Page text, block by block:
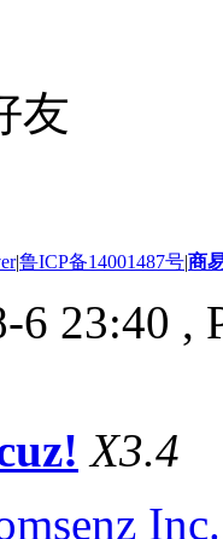
友
|鲁ICP备14001487号|商
6 23:40 ,
X3.4
Inc.